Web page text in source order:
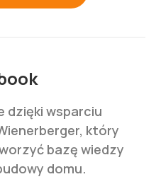
dzięki wsparciu
który
bazę wiedzy
domu.